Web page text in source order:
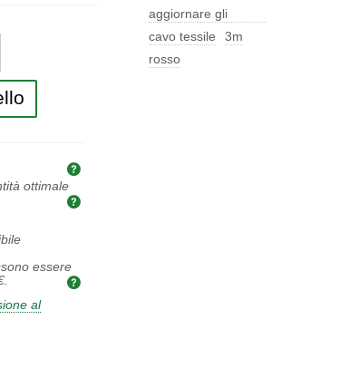
ottimale
essere
.
al
aggiornare gli
apparecchi
cavo tessile
3m
rosso